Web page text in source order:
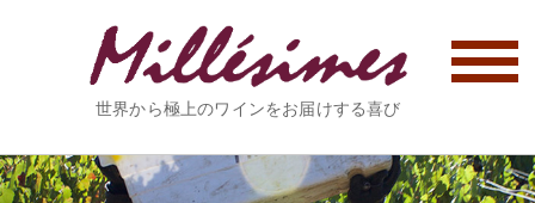
世界から極上のワインをお届けする喜び